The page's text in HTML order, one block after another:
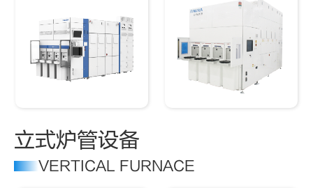
立式炉管设备
VERTICAL FURNACE